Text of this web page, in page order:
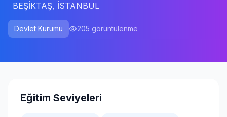
BEŞİKTAŞ, İSTANBUL
Devlet Kurumu 205 görüntülenme
Eğitim Seviyeleri